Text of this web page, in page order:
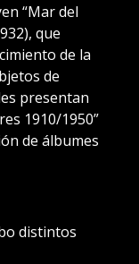
“Mar del
que
de la
de
presentan
1910/1950”
de álbumes
distintos